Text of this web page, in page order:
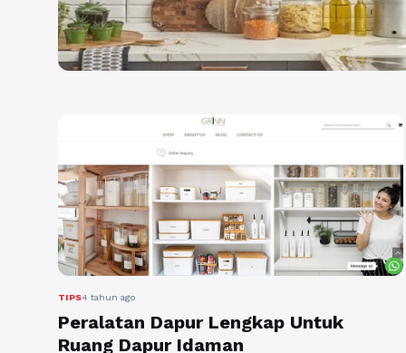
TIPS4 tahun ago
Peralatan Dapur Lengkap Untuk
Ruang Dapur Idaman